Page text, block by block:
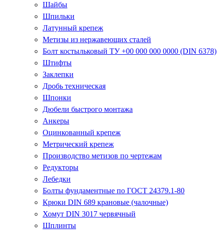
Шайбы
Шпильки
Латунный крепеж
Метизы из нержавеющих сталей
Болт костыльковый ТУ +00 000 000 0000 (DIN 6378)
Штифты
Заклепки
Дробь техническая
Шпонки
Дюбели быстрого монтажа
Анкеры
Оцинкованный крепеж
Метрический крепеж
Производство метизов по чертежам
Редукторы
Лебедки
Болты фундаментные по ГОСТ 24379.1-80
Крюки DIN 689 крановые (чалочные)
Хомут DIN 3017 червячный
Шплинты